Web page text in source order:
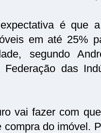
é que
em até 25%
segundo
Federação das
vai fazer com
compra do imóvel.